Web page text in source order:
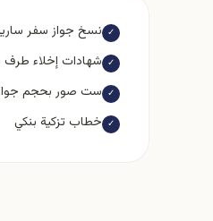
✓ نسخ جواز سفر
✓ شهادات إخلاء
✓ ست صور بحجم
✓ خطاب تزكية بنكي